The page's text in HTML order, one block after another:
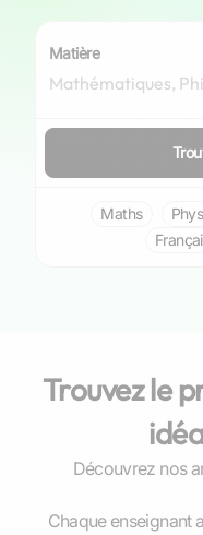
Matière
Maths
Trouvez le
Découvrez nos
Chaque enseignant